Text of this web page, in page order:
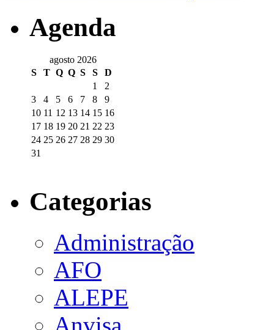
Agenda
agosto 2026
S
T Q Q S S
D
1
2
3
4 5 6 7 8
9
10 11 12 13 14 15 16
17 18 19 20 21 22 23
24 25 26 27 28 29 30
31
Categorias
Administração
AFO
ALEPE
Anvisa